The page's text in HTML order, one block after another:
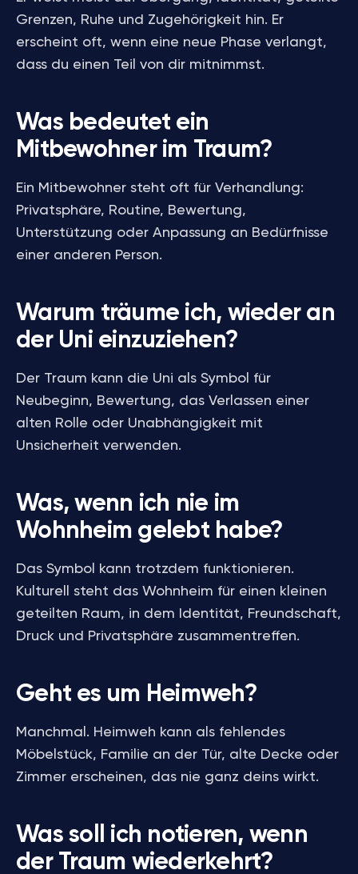
Grenzen, Ruhe und Zugehörigkeit hin. Er
erscheint oft, wenn eine neue Phase verlangt,
dass du einen Teil von dir mitnimmst.
Was bedeutet ein
Mitbewohner im Traum?
Ein Mitbewohner steht oft für Verhandlung:
Privatsphäre, Routine, Bewertung,
Unterstützung oder Anpassung an Bedürfnisse
einer anderen Person.
Warum träume ich, wieder an
der Uni einzuziehen?
Der Traum kann die Uni als Symbol für
Neubeginn, Bewertung, das Verlassen einer
alten Rolle oder Unabhängigkeit mit
Unsicherheit verwenden.
Was, wenn ich nie im
Wohnheim gelebt habe?
Das Symbol kann trotzdem funktionieren.
Kulturell steht das Wohnheim für einen kleinen
geteilten Raum, in dem Identität, Freundschaft,
Druck und Privatsphäre zusammentreffen.
Geht es um Heimweh?
Manchmal. Heimweh kann als fehlendes
Möbelstück, Familie an der Tür, alte Decke oder
Zimmer erscheinen, das nie ganz deins wirkt.
Was soll ich notieren, wenn
der Traum wiederkehrt?